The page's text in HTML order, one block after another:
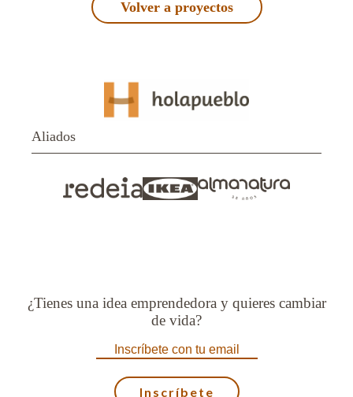
Volver a proyectos
Aliados
¿Tienes una idea emprendedora y quieres cambiar
de vida?